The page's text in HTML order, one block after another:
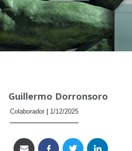
Guillermo Dorronsoro
Colaborador 1/12/2025